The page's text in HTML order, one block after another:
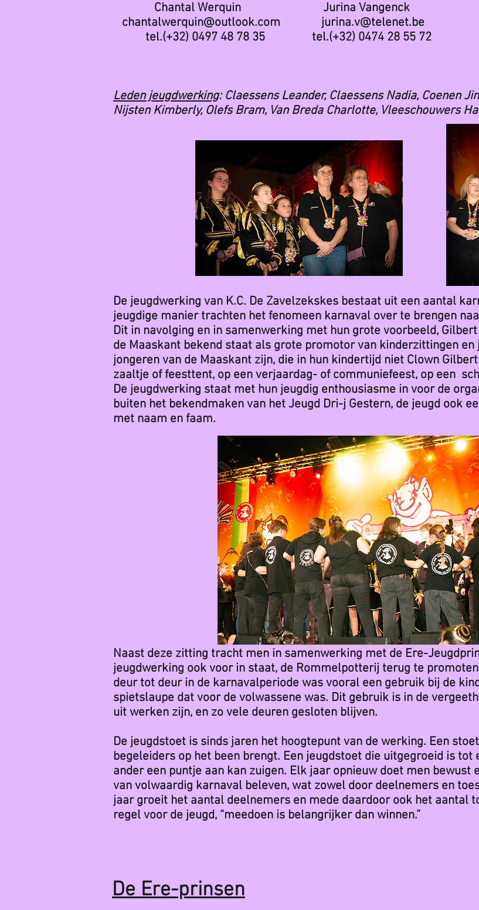
Chantal Werquin Jurina Vangenck
chantalwerquin@outlook.com
jurina.v@telenet.be
tel.(+32) 0497 48 78 35 tel.(+32) 0474 28 55 72
Leden jeugdwerking: Claessens Leander, Claessens Nadia, Coenen
Nijsten Kimberly, Olefs Bram, Van Breda Charlotte, Vleeschouwers
De jeugdwerking van K.C. De Zavelzekskes bestaat uit een aantal
jeugdige manier trachten het fenomeen karnaval over te brengen
Dit in navolging en in samenwerking met hun grote voorbeeld,
de Maaskant bekend staat als grote promotor van kinderzittingen
jongeren van de Maaskant zijn, die in hun kindertijd niet Clown
zaaltje of feesttent, op een verjaardag- of communiefeest, op een
De jeugdwerking staat met hun jeugdig enthousiasme in voor de
buiten het bekendmaken van het Jeugd Dri-j Gestern, de jeugd ook
met naam en faam.
Naast deze zitting tracht men in samenwerking met de Ere-
jeugdwerking ook voor in staat, de Rommelpotterij terug te
deur tot deur in de karnavalperiode was vooral een gebruik bij de
spietslaupe dat voor de volwassene was. Dit gebruik is in de
uit werken zijn, en zo vele deuren gesloten blijven.
De jeugdstoet is sinds jaren het hoogtepunt van de werking. Een
begeleiders op het been brengt. Een jeugdstoet die uitgegroeid is
ander een puntje aan kan zuigen. Elk jaar opnieuw doet men bewust
van volwaardig karnaval beleven, wat zowel door deelnemers en
jaar groeit het aantal deelnemers en mede daardoor ook het aantal
regel voor de jeugd, “meedoen is belangrijker dan winnen.”
De Ere-prinsen